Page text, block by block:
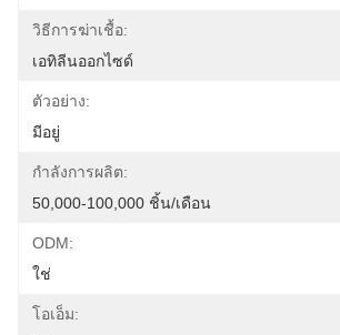
วิธีการฆ่าเชื้อ:
เอทิลีนออกไซด์
ตัวอย่าง:
มีอยู่
กำลังการผลิต:
50,000-100,000 ชิ้น/เดือน
ODM:
ใช่
โอเอ็ม: